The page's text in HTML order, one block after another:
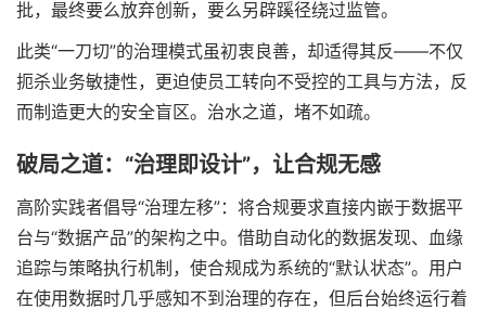
批，最终要么放弃创新，要么另辟蹊径绕过监管。
此类“一刀切”的治理模式虽初衷良善，却适得其反——不仅
扼杀业务敏捷性，更迫使员工转向不受控的工具与方法，反
而制造更大的安全盲区。治水之道，堵不如疏。
破局之道：“治理即设计”，让合规无感
高阶实践者倡导“治理左移”：将合规要求直接内嵌于数据平
台与“数据产品”的架构之中。借助自动化的数据发现、血缘
追踪与策略执行机制，使合规成为系统的“默认状态”。用户
在使用数据时几乎感知不到治理的存在，但后台始终运行着